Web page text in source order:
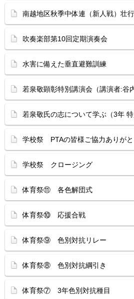
南越地区秋季中体連（新人戦）壮
吹奏楽部第10回定期演奏会
水害に備えた垂直避難訓練
若泉敬顕彰特別講演会（講演者:谷
若泉敬氏の志について学ぶ（3年 特
学校祭 PTAの皆様ご協力ありがと
学校祭 クロージング
体育祭⑪ 各色解団式
体育祭⑩ 応援合戦
体育祭⑨ 色別対抗リレー
体育祭⑧ 色別対抗綱引き
体育祭⑦ 3年色別対抗種目